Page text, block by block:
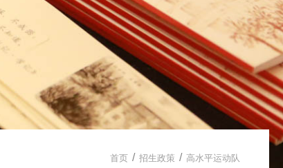
首页 / 招生政策 / 高水平运动队